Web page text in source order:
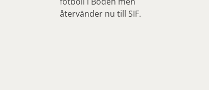
återvänder nu till SIF.